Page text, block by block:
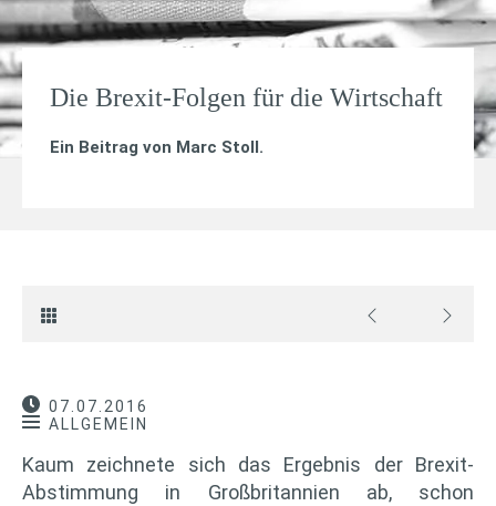
Die Brexit-Folgen für die Wirtschaft
Ein Beitrag von Marc Stoll.
07.07.2016
ALLGEMEIN
Kaum zeichnete sich das Ergebnis der Brexit-
Abstimmung in Großbritannien ab, schon